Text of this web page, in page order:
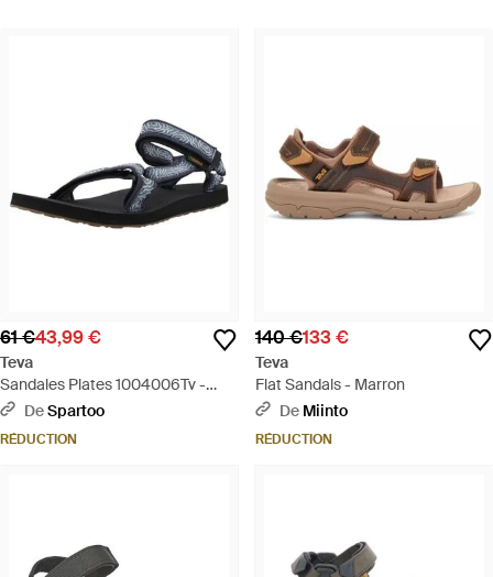
61 €43,99 €
Teva
Sandales Plates 1004006Tv -
BleuDeSpartoo
RÉDUCTION
140 €133 €
Teva
Flat Sandals - Marron
De Miinto
RÉDUCTION